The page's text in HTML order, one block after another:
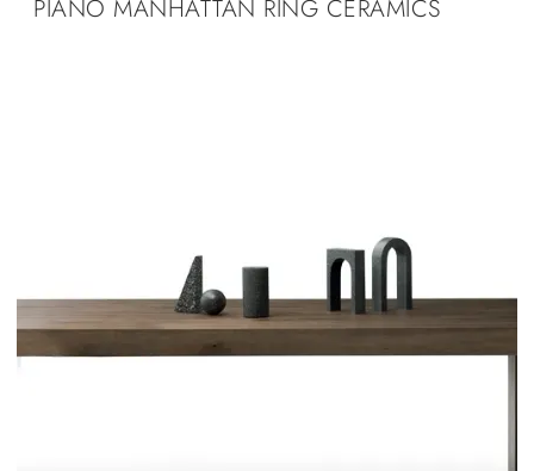
PIANO MANHATTAN RING CERAMICS